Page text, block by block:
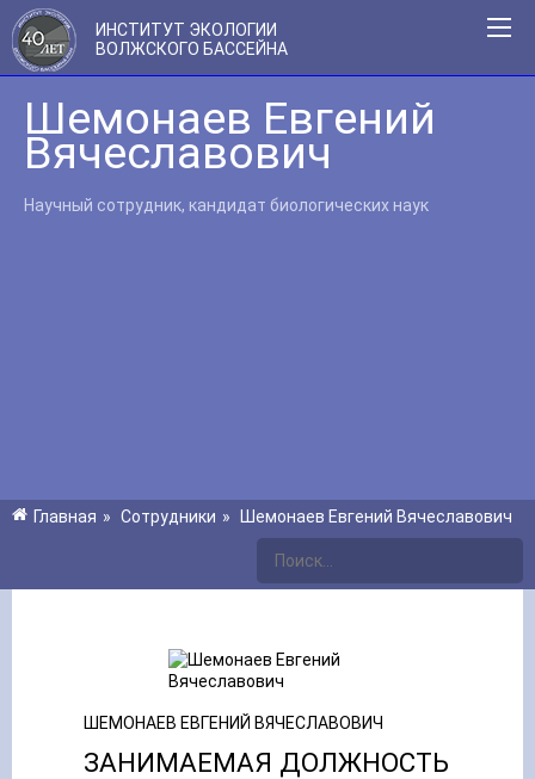
ИНСТИТУТ ЭКОЛОГИИ
ВОЛЖСКОГО БАССЕЙНА
Шемонаев Евгений
Вячеславович
Научный сотрудник, кандидат биологических наук
Главная » Сотрудники » Шемонаев Евгений Вячеславович
ШЕМОНАЕВ ЕВГЕНИЙ ВЯЧЕСЛАВОВИЧ
ЗАНИМАЕМАЯ ДОЛЖНОСТЬ